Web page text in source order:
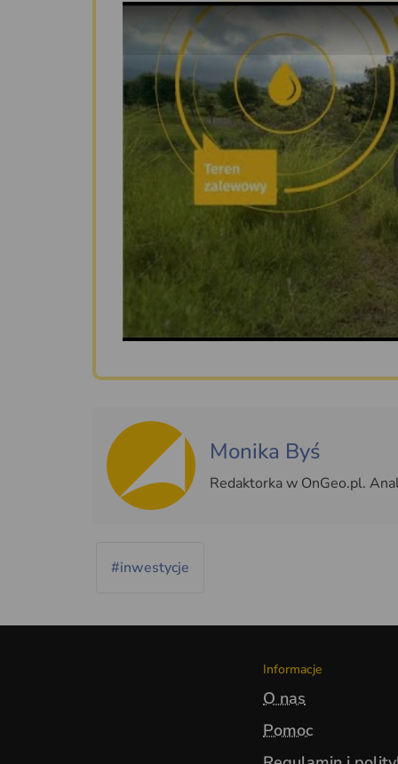
Monika Byś
Redaktorka w OnGeo.pl.
#inwestycje
Informacje
O nas
Pomoc